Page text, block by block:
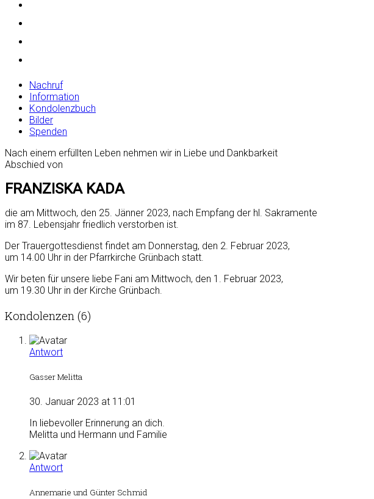
Nachruf
Information
Kondolenzbuch
Bilder
Spenden
Nach einem erfüllten Leben nehmen wir in Liebe und Dankbarkeit
Abschied von
FRANZISKA KADA
die am Mittwoch, den 25. Jänner 2023, nach Empfang der hl. Sakramente
im 87. Lebensjahr friedlich verstorben ist.
Der Trauergottesdienst findet am Donnerstag, den 2. Februar 2023,
um 14.00 Uhr in der Pfarrkirche Grünbach statt.
Wir beten für unsere liebe Fani am Mittwoch, den 1. Februar 2023,
um 19.30 Uhr in der Kirche Grünbach.
Kondolenzen (6)
Antwort
Gasser Melitta
30. Januar 2023 at 11:01
In liebevoller Erinnerung an dich.
Melitta und Hermann und Familie
Antwort
Annemarie und Günter Schmid